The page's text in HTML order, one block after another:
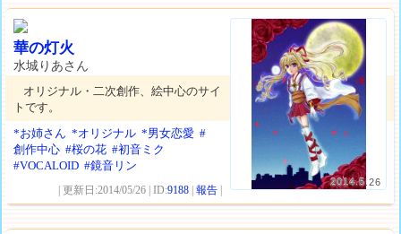
2014.5.26
華の灯火
水城りあさん
オリジナル・二次創作、絵中心のサイ
トです。
*お姉さん *オリジナル *男女恋愛 #
創作中心 #桜の花 #初音ミク
#VOCALOID #鏡音リン
| 更新日:2014/05/26 | ID:9188 |報告